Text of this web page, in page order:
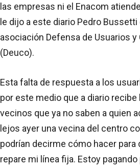
las empresas ni el Enacom
le dijo a este diario Pedro
asociación Defensa de Usuarios
(Deuco).
Esta falta de respuesta a los
por este medio que a diario recibe
vecinos que ya no saben a quien
lejos ayer una vecina del centro
podrían decirme cómo hacer para
repare mi línea fija. Estoy